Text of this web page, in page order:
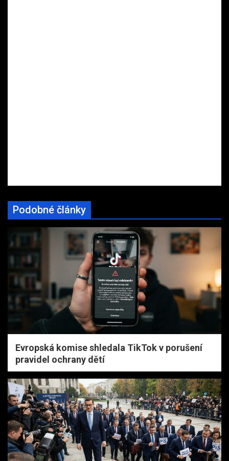
Podobné články
Evropská komise shledala TikTok v porušení
pravidel ochrany dětí